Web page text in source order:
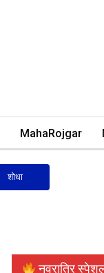
MahaRojgar
नवरात्रि